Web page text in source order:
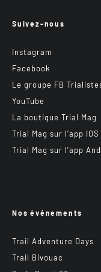
Suivez-nous
Instagram
Facebook
Le groupe FB
YouTube
La boutique Trial Mag
Trial Mag sur l’app IOS
Trial Mag sur l’app
Nos événements
Trail Adventure Days
Trail Bivouac